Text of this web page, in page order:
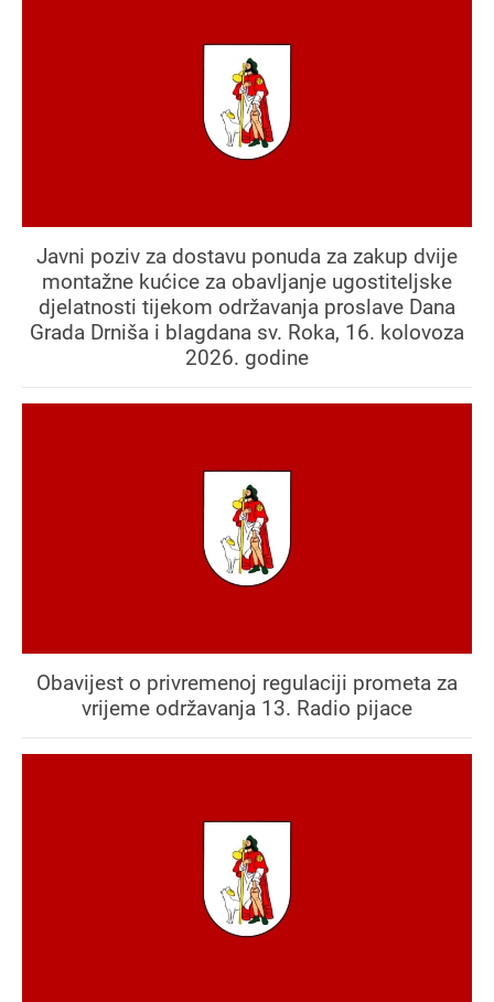
Javni poziv za dostavu ponuda za zakup dvije
montažne kućice za obavljanje ugostiteljske
djelatnosti tijekom održavanja proslave Dana
Grada Drniša i blagdana sv. Roka, 16. kolovoza
2026. godine
Obavijest o privremenoj regulaciji prometa za
vrijeme održavanja 13. Radio pijace